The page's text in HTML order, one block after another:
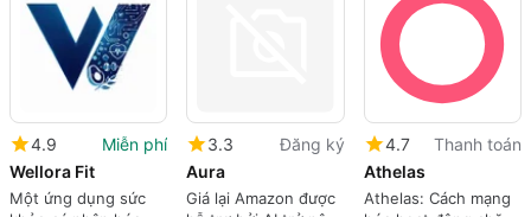
4.9
Miễn phí
Wellora Fit
Một ứng dụng sức
3.3
Đăng ký
Aura
Giá lại Amazon được
4.7
Thanh toán
Athelas
Athelas: Cách mạng